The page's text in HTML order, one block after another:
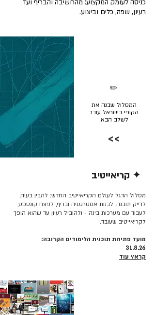
כניסה לעומק המקצוע: מהחשיבה והבריף ועד
רעיון, שפה, כלים וביצוע.
המסלול שבנה את
הקופי בישראל עובר
לשלב הבא.
✏️
>>
✦ קריאייטיב
מסלול הדגל לעולם הקריאייטיב החדש: להבין בעיה,
לדייק תובנה, לבנות אסטרטגיה ובריף, לפצח קונספט,
לעבוד עם מערכות בינה - ולהוביל רעיון עד שהוא הופך
לקריאייטיב שעובד.
מועד פתיחת תוכנית הלימודים הקרובה:
31.8.26
קרא/י עוד